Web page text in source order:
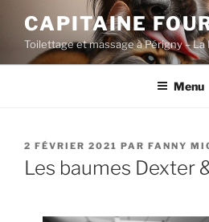
contenu
principal
CAPITAINE
Toilettage et massage à Périgny – La
Menu
PUBLIÉ
LE
2 FÉVRIER 2021 PAR FANNY
Les baumes Dexter